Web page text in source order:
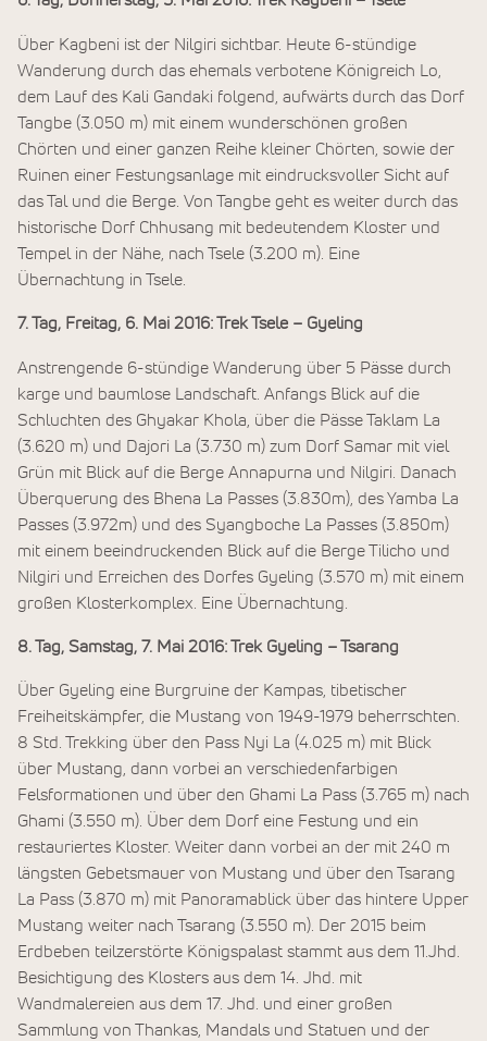
Über Kagbeni ist der Nilgiri sichtbar. Heute 6-stündige
Wanderung durch das ehemals verbotene Königreich Lo,
dem Lauf des Kali Gandaki folgend, aufwärts durch das Dorf
Tangbe (3.050 m) mit einem wunderschönen großen
Chörten und einer ganzen Reihe kleiner Chörten, sowie der
Ruinen einer Festungsanlage mit eindrucksvoller Sicht auf
das Tal und die Berge. Von Tangbe geht es weiter durch das
historische Dorf Chhusang mit bedeutendem Kloster und
Tempel in der Nähe, nach Tsele (3.200 m). Eine
Übernachtung in Tsele.
7. Tag, Freitag, 6. Mai 2016: Trek Tsele – Gyeling
Anstrengende 6-stündige Wanderung über 5 Pässe durch
karge und baumlose Landschaft. Anfangs Blick auf die
Schluchten des Ghyakar Khola, über die Pässe Taklam La
(3.620 m) und Dajori La (3.730 m) zum Dorf Samar mit viel
Grün mit Blick auf die Berge Annapurna und Nilgiri. Danach
Überquerung des Bhena La Passes (3.830m), des Yamba La
Passes (3.972m) und des Syangboche La Passes (3.850m)
mit einem beeindruckenden Blick auf die Berge Tilicho und
Nilgiri und Erreichen des Dorfes Gyeling (3.570 m) mit einem
großen Klosterkomplex. Eine Übernachtung.
8. Tag, Samstag, 7. Mai 2016: Trek Gyeling – Tsarang
Über Gyeling eine Burgruine der Kampas, tibetischer
Freiheitskämpfer, die Mustang von 1949-1979 beherrschten.
8 Std. Trekking über den Pass Nyi La (4.025 m) mit Blick
über Mustang, dann vorbei an verschiedenfarbigen
Felsformationen und über den Ghami La Pass (3.765 m) nach
Ghami (3.550 m). Über dem Dorf eine Festung und ein
restauriertes Kloster. Weiter dann vorbei an der mit 240 m
längsten Gebetsmauer von Mustang und über den Tsarang
La Pass (3.870 m) mit Panoramablick über das hintere Upper
Mustang weiter nach Tsarang (3.550 m). Der 2015 beim
Erdbeben teilzerstörte Königspalast stammt aus dem 11.Jhd.
Besichtigung des Klosters aus dem 14. Jhd. mit
Wandmalereien aus dem 17. Jhd. und einer großen
Sammlung von Thankas, Mandals und Statuen und der